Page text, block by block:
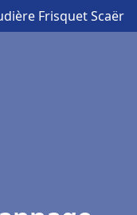
Frisquet Scaër